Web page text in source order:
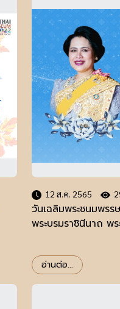
12 ส.ค. 2565
วันเฉลิมพระชนมพรร
พระบรมราชินีนาถ พ
อ่านต่อ...